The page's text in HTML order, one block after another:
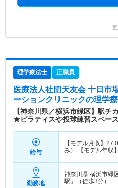
理学療法士 正職員
医療法人社団天友会 十日市
ーションクリニックの理学
【神奈川県／横浜市緑区】駅チ
★ピラティスや投球練習スペー
給与
【モデル月収】 27.0
み） 【モデル年収】
勤務地
神奈川県 横浜市緑
駅」（徒歩3分）